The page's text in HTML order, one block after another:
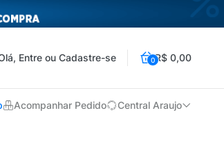
Entre ou Cadastre-se 0R$ 0,00
Acompanhar Pedido Central Araujo